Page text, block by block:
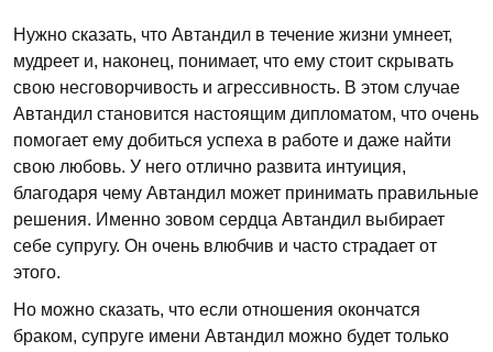
Нужно сказать, что Автандил в течение жизни умнеет,
мудреет и, наконец, понимает, что ему стоит скрывать
свою несговорчивость и агрессивность. В этом случае
Автандил становится настоящим дипломатом, что очень
помогает ему добиться успеха в работе и даже найти
свою любовь. У него отлично развита интуиция,
благодаря чему Автандил может принимать правильные
решения. Именно зовом сердца Автандил выбирает
себе супругу. Он очень влюбчив и часто страдает от
этого.
Но можно сказать, что если отношения окончатся
браком, супруге имени Автандил можно будет только